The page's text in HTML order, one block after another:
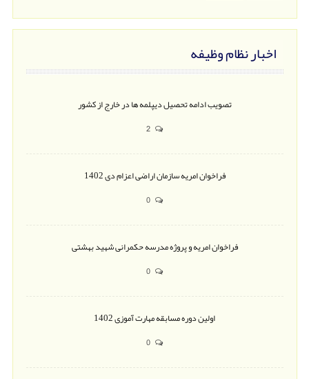
اخبار نظام وظیفه
تصویب ادامه تحصیل دیپلمه ها در خارج از کشور
فراخوان امریه سازمان اراضی اعزام دی 1402
فراخوان امریه و پروژه مدرسه حکمرانی شهید بهشتی
اولین دوره مسابقه مهارت آموزی 1402